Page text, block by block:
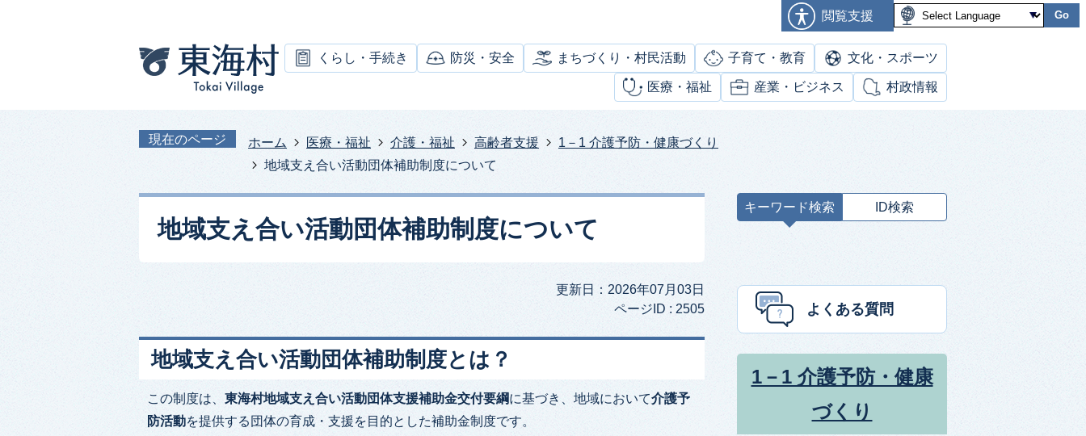
閲覧支援 Go
くらし・手続き 防災・安全 まちづくり・村民活動 子育て・教育 文化・スポーツ
医療・福祉 産業・ビジネス 村政情報
現在のページ ホーム 医療・福祉 介護・福祉 高齢者支援
1－1 介護予防・健康づくり
地域支え合い活動団体補助制度について
地域支え合い活動団体補助制度について
更新日：2026年07月03日
ページID : 2505
地域支え合い活動団体補助制度とは？
この制度は、 東海村地域支え合い活動団体支援補助金交付要綱に基づき、地域において介護予
防活動を提供する団体の育成・支援を目的とした補助金制度です。
キーワード検索 ID検索
ー
よくある質問
1－1 介護予防・健康
づくり